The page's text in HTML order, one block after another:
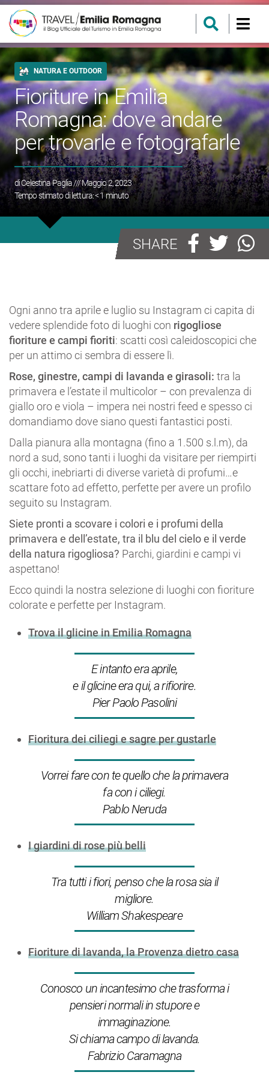
NATURA E OUTDOOR
Fioriture in Emilia
Romagna: dove andare
per trovarle e fotografarle
diCelestina Paglia/// Maggio 2, 2023
Tempo stimato di lettura:< 1minuto
SHARE
Ogni anno tra aprile e luglio su Instagram ci capita di
vedere splendide foto di luoghi con rigogliose
fioriture e campi fioriti: scatti così caleidoscopici che
per un attimo ci sembra di essere lì.
Rose, ginestre, campi di lavanda e girasoli: tra la
primavera e l’estate il multicolor – con prevalenza di
giallo oro e viola – impera nei nostri feed e spesso ci
domandiamo dove siano questi fantastici posti.
Dalla pianura alla montagna (fino a 1.500 s.l.m), da
nord a sud, sono tanti i luoghi da visitare per riempirti
gli occhi, inebriarti di diverse varietà di profumi…e
scattare foto ad effetto, perfette per avere un profilo
seguito su Instagram.
Siete pronti a scovare i colori e i profumi della
primavera e dell’estate, tra il blu del cielo e il verde
della natura rigogliosa? Parchi, giardini e campi vi
aspettano!
Ecco quindi la nostra selezione di luoghi con fioriture
colorate e perfette per Instagram.
Trova il glicine in Emilia Romagna
E intanto era aprile,
e il glicine era qui, a rifiorire.
Pier Paolo Pasolini
Fioritura dei ciliegi e sagre per gustarle
Vorrei fare con te quello che la primavera
fa con i ciliegi.
Pablo Neruda
I giardini di rose più belli
Tra tutti i fiori, penso che la rosa sia il
migliore.
William Shakespeare
Fioriture di lavanda, la Provenza dietro casa
Conosco un incantesimo che trasforma i
pensieri normali in stupore e
immaginazione.
Si chiama campo di lavanda.
Fabrizio Caramagna